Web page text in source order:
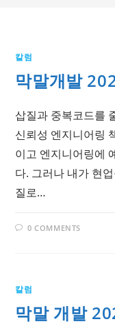
칼럼
막말개발
삽질과 중복코드를
신뢰성 엔지니어링
이고 엔지니어링에
다. 그러나 내가 현
질로…
0 COMMENTS
칼럼
막말 개발